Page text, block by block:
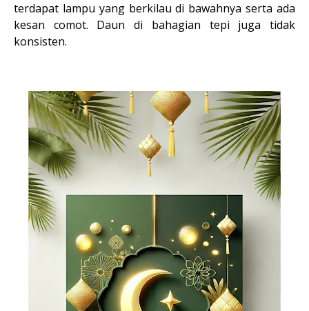
terdapat lampu yang berkilau di bawahnya serta ada
kesan comot. Daun di bahagian tepi juga tidak
konsisten.